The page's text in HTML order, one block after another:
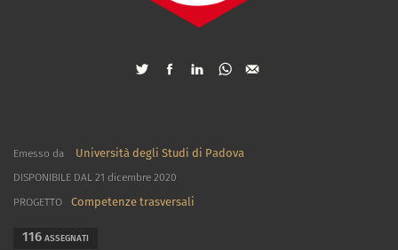
Emesso da Università degli Studi di Padova
DISPONIBILE DAL 21 dicembre 2020
PROGETTO
Competenze trasversali
116 ASSEGNATI